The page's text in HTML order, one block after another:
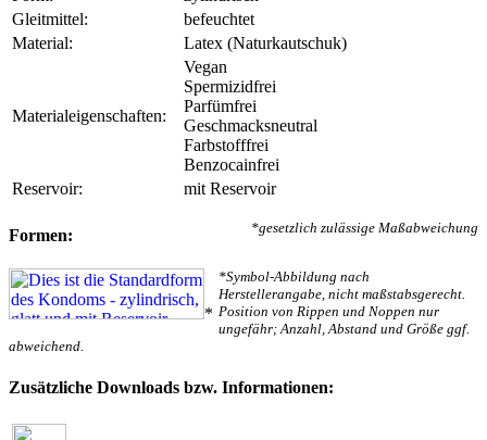
Gleitmittel:
befeuchtet
Material:
Latex (Naturkautschuk)
Materialeigenschaften:
Vegan
Spermizidfrei
Parfümfrei
Geschmacksneutral
Farbstofffrei
Benzocainfrei
Reservoir:
mit Reservoir
*gesetzlich zulässige Maßabweichung
Formen:
*
*Symbol-Abbildung nach
Herstellerangabe, nicht maßstabsgerecht.
Position von Rippen und Noppen nur
ungefähr; Anzahl, Abstand und Größe ggf.
abweichend.
Zusätzliche Downloads bzw. Informationen: